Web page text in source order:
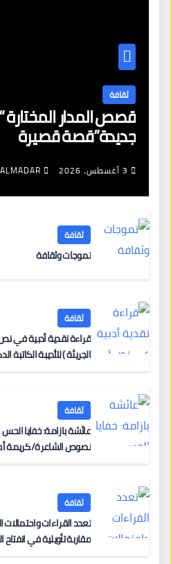
ثقافة
قصص المدار
جديدة”قصة قصيرة
3 أغسطس، 2026 ALMADAR
ثقافة
تموجات وثقافة
ثقافة
قراءة نقدية أدبية في
الجريئة ) للأديبة
ثقافة
عائشة بازامة: خفايا
نصوص الشاعرة/ كريمة
ثقافة
تعدد القراءات
مقاربة تأويلية في